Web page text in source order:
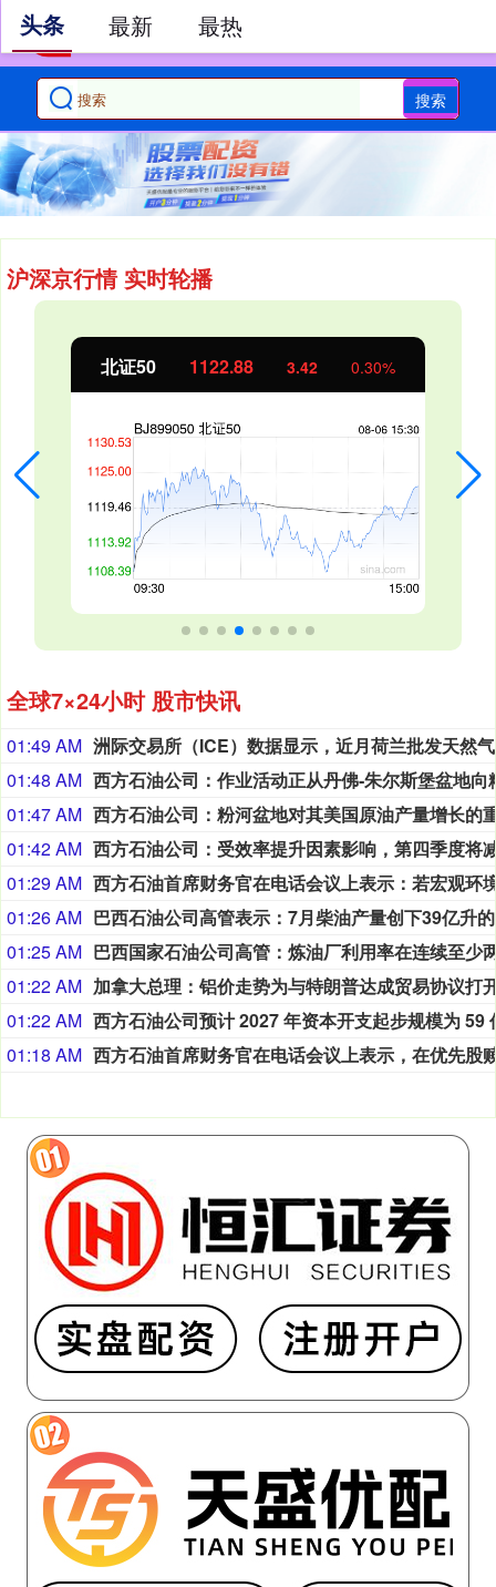
搜索
沪深京行情 实时轮播
北证50 1122.88 3.42 0.30%
全球7×24小时 股市快讯
01:49 AM
01:48 AM
01:47 AM
01:42 AM
01:29 AM
01:26 AM
01:25 AM
01:22 AM
01:22 AM
01:18 AM
头条 最新 最热